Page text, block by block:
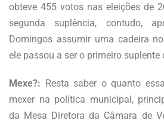
obteve 455 votos nas eleições de
segunda suplência, contudo,
Domingos assumir uma cadeira
ele passou a ser o primeiro suplente
Mexe?: Resta saber o quanto
mexer na política municipal,
da Mesa Diretora da Câmara de